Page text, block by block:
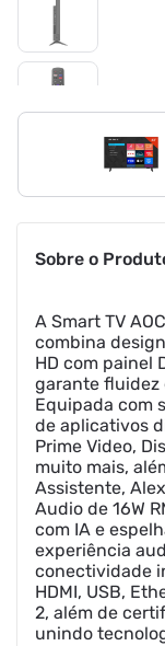
Sobre o
A Smart TV
combina
HD com painel
garante fluidez
Equipada com
de aplicativos
Prime Video,
muito mais,
Assistente,
Audio de 16W
com IA e
experiência
conectividade
HDMI, USB,
2, além de
unindo